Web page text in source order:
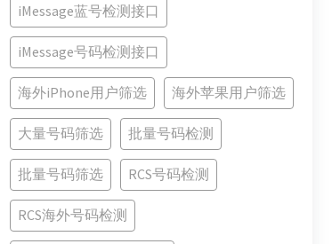
iMessage蓝号检测接口
iMessage号码检测接口
海外iPhone用户筛选 海外苹果用户筛选
大量号码筛选 批量号码检测
批量号码筛选 RCS号码检测
RCS海外号码检测